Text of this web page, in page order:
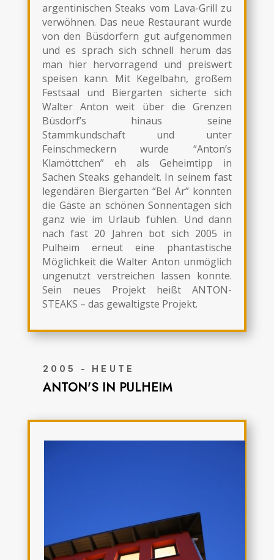
argentinischen Steaks vom Lava-Grill zu
verwöhnen. Das neue Restaurant wurde
von den Büsdorfern gut aufgenommen
und es sprach sich schnell herum das
man hier hervorragend und preiswert
speisen kann. Mit Kegelbahn, großem
Festsaal und Biergarten sicherte sich
Walter Anton weit über die Grenzen
Büsdorf’s hinaus seine
Stammkundschaft und unter
Feinschmeckern wurde “Anton’s
Klamöttchen” eh als Geheimtipp in
Sachen Steaks gehandelt. In seinem fast
legendären Biergarten “Bel Är” konnten
die Gäste an schönen Sonnentagen sich
ganz wie im Urlaub fühlen. Und dann
nach fast 20 Jahren bot sich 2005 in
Pulheim erneut eine phantastische
Möglichkeit die Walter Anton unmöglich
ungenutzt verstreichen lassen konnte.
Sein neues Projekt heißt ANTON-
STEAKS – das gewaltigste Projekt.
2005 - HEUTE
ANTON'S IN PULHEIM